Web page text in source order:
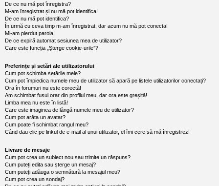
c
i
a
t
i
e
i
l
u
b
R
V
-
c
o
m
u
n
a
t
e
a
p
De ce nu mă pot înregistra?
M-am înregistrat și nu mă pot identifica!
De ce nu mă pot identifica?
În urmă cu ceva timp m-am înregistrat, dar acum nu mă pot conecta!
Mi-am pierdut parola!
De ce expiră automat sesiunea mea de utilizator?
Care este funcția „Șterge cookie-urile”?
Preferințe și setări ale utilizatorului
Cum pot schimba setările mele?
Cum pot împiedica numele meu de utilizator să apară pe listele utilizatorilor conectați?
Ora în forumuri nu este corectă!
Am schimbat fusul orar din profilul meu, dar ora este greșită!
Limba mea nu este în listă!
Care este imaginea de lângă numele meu de utilizator?
Cum pot arăta un avatar?
Cum poate fi schimbat rangul meu?
Când dau clic pe linkul de e-mail al unui utilizator, el îmi cere să mă înregistrez!
Livrare de mesaje
Cum pot crea un subiect nou sau trimite un răspuns?
Cum puteți edita sau șterge un mesaj?
Cum puteți adăuga o semnătură la mesajul meu?
Cum pot crea un sondaj?